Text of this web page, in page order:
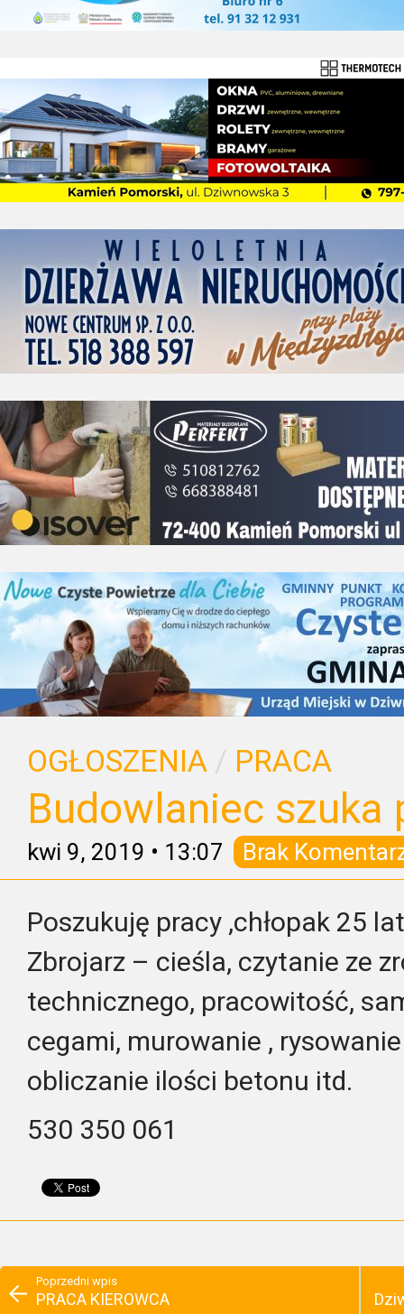
OGŁOSZENIA / PRACA
Budowlaniec szuka
kwi 9, 2019 • 13:07 Brak
Poszukuję pracy ,chłopak 25
Zbrojarz – cieśla, czytanie ze
technicznego, pracowitość,
cegami, murowanie ,
obliczanie ilości betonu itd.
530 350 061
Poprzedni wpis
PRACA KIEROWCA